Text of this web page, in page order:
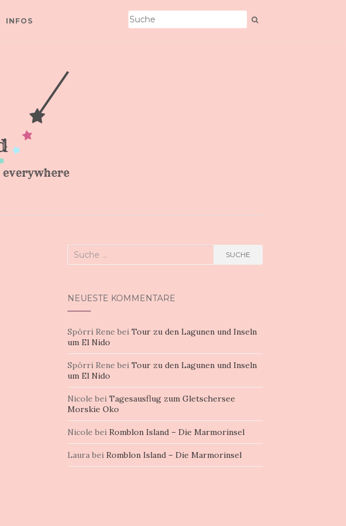
INFOS
Suche
SUCHE
NEUESTE KOMMENTARE
Spörri Rene bei Tour zu den Lagunen und Inseln
um El Nido
Spörri Rene bei Tour zu den Lagunen und Inseln
um El Nido
Nicole bei Tagesausflug zum Gletschersee
Morskie Oko
Nicole bei Romblon Island – Die Marmorinsel
Laurabei Romblon Island – Die Marmorinsel